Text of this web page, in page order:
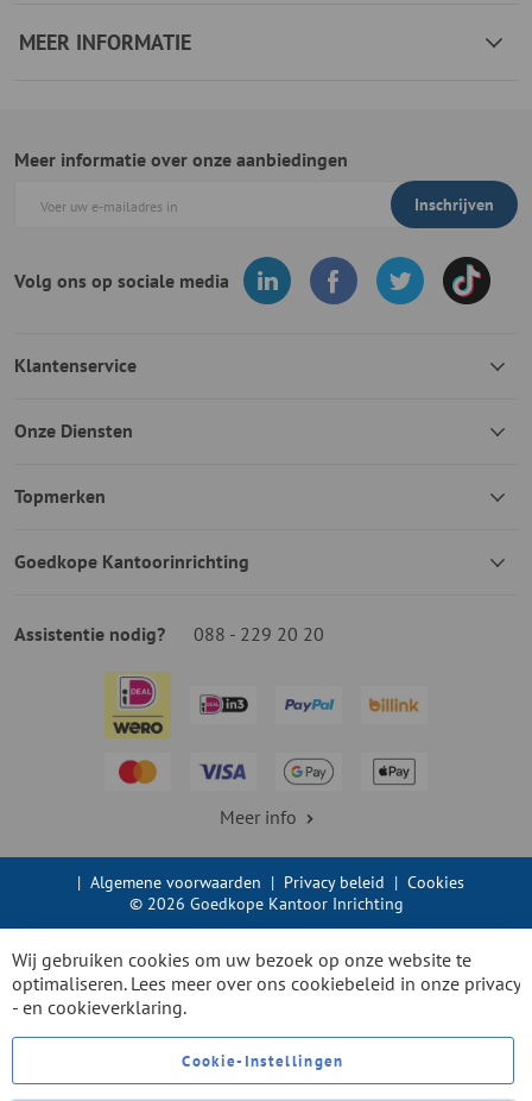
MEER INFORMATIE
Meer informatie over onze aanbiedingen
Inschrijven
Volg ons op sociale media
Klantenservice
Onze Diensten
Topmerken
Goedkope Kantoorinrichting
Assistentie nodig? 088 - 229 20 20
Meer info
| Algemene voorwaarden | Privacy beleid | Cookies
© 2026 Goedkope Kantoor Inrichting
Wij gebruiken cookies om uw bezoek op onze website te
optimaliseren. Lees meer over ons cookiebeleid in onze privacy
- en cookieverklaring.
Cookie-Instellingen